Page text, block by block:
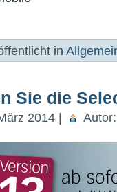
in
Sie die
2014 |